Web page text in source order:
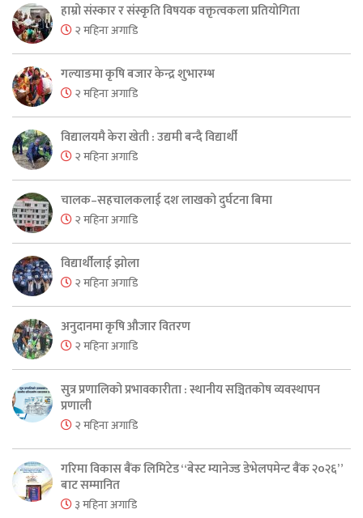
हाम्रो संस्कार र संस्कृति विषयक वक्तृत्वकला प्रतियोगिता
२ महिना अगाडि
गल्याङमा कृषि बजार केन्द्र शुभारम्भ
२ महिना अगाडि
विद्यालयमै केरा खेती : उद्यमी बन्दै विद्यार्थी
२ महिना अगाडि
चालक–सहचालकलाई दश लाखको दुर्घटना बिमा
२ महिना अगाडि
विद्यार्थीलाई झोला
२ महिना अगाडि
अनुदानमा कृषि औजार वितरण
२ महिना अगाडि
सुत्र प्रणालिको प्रभावकारीता : स्थानीय सञ्चितकोष व्यवस्थापन
प्रणाली
२ महिना अगाडि
गरिमा विकास बैंक लिमिटेड “बेस्ट म्यानेज्ड डेभेलपमेन्ट बैंक २०२६”
बाट सम्मानित
३ महिना अगाडि